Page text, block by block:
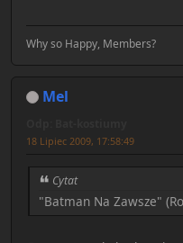
Why so Happy, Members?
Mel
18 Lipiec 2009, 17:58:49
Cytat
"Batman Na Zawsze"